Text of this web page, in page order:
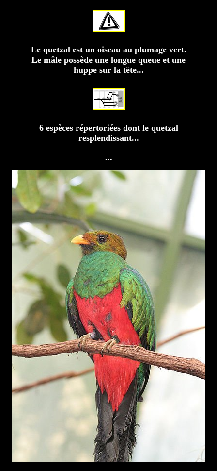
Le quetzal est un oiseau au plumage vert.
Le mâle possède une longue queue et une
huppe sur la tête...
6 espèces répertoriées dont le quetzal
resplendissant...
...